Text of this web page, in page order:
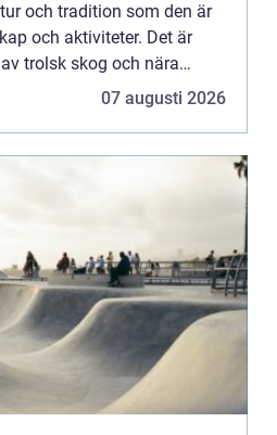
och tradition som den är
och aktiviteter. Det är
trolsk skog och nära
07 augusti 2026